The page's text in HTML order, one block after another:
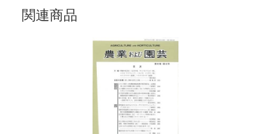
関連商品